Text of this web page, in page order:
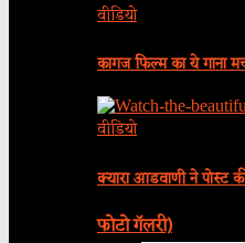
वीडियो
कागज फिल्म का ये गाना
वीडियो
क्यारा आडवाणी ने पोस्ट
फोटो गॅलरी)